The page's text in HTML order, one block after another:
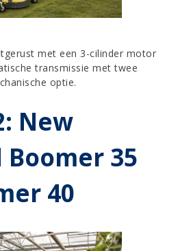
met een 3-cilinder motor
transmissie met twee
optie.
New
35
40